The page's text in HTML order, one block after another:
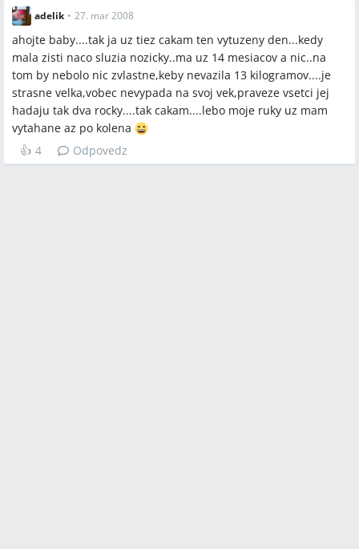
adelik • 27. mar 2008
ahojte baby....tak ja uz tiez cakam ten vytuzeny den...kedy
mala zisti naco sluzia nozicky..ma uz 14 mesiacov a nic..na
tom by nebolo nic zvlastne,keby nevazila 13 kilogramov....je
strasne velka,vobec nevypada na svoj vek,praveze vsetci jej
hadaju tak dva rocky....tak cakam....lebo moje ruky uz mam
vytahane az po kolena
👍 4 Odpovedz